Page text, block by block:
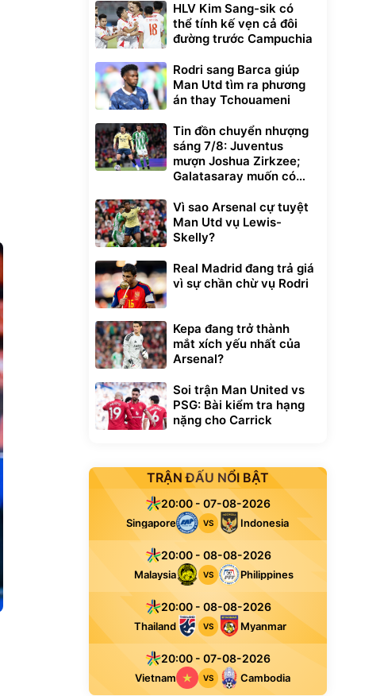
HLV Kim Sang-sik có
thể tính kế vẹn cả đôi
đường trước Campuchia
Rodri sang Barca giúp
Man Utd tìm ra phương
án thay Tchouameni
Tin đồn chuyển nhượng
sáng 7/8: Juventus
mượn Joshua Zirkzee;
Galatasaray muốn có
Vì sao Arsenal cự tuyệt
Man Utd vụ Lewis-
Skelly?
Real Madrid đang trả giá
vì sự chần chừ vụ Rodri
Kepa đang trở thành
mắt xích yếu nhất của
Arsenal?
Soi trận Man United vs
PSG: Bài kiểm tra hạng
nặng cho Carrick
TRẬN ĐẤU NỔI BẬT
20:00 - 07-08-2026
Singapore VS Indonesia
20:00 - 08-08-2026
Malaysia VS Philippines
20:00 - 08-08-2026
Thailand VS Myanmar
20:00 - 07-08-2026
Vietnam VS Cambodia